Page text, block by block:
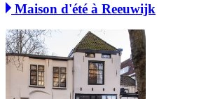
Maison d'été à Reeuwijk